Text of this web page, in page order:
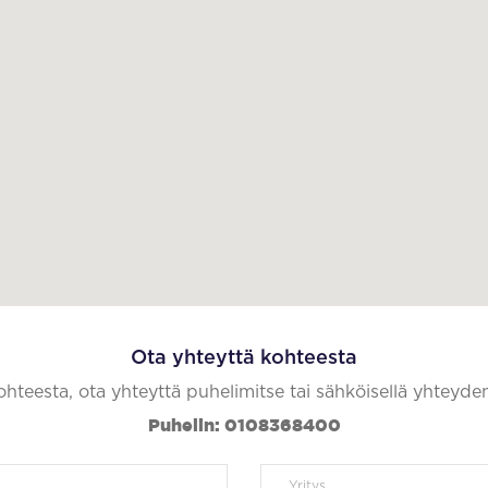
Ota yhteyttä kohteesta
ota yhteyttä puhelimitse tai sähköisellä
Puhelin: 0108368400